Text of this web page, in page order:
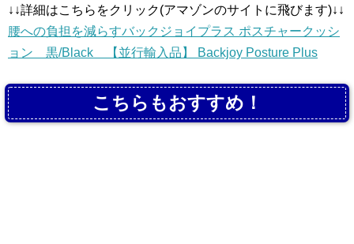
↓↓詳細はこちらをクリック(アマゾンのサイトに飛びます)↓↓
腰への負担を減らすバックジョイプラス ポスチャークッシ
ョン 黒/Black 【並行輸入品】 Backjoy Posture Plus
こちらもおすすめ！